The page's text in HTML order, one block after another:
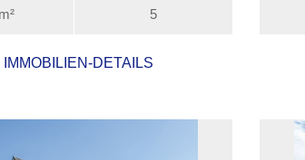
5
IMMOBILIEN-DETAILS